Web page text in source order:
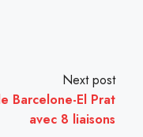
Next post
Barcelone-El Prat
avec 8 liaisons